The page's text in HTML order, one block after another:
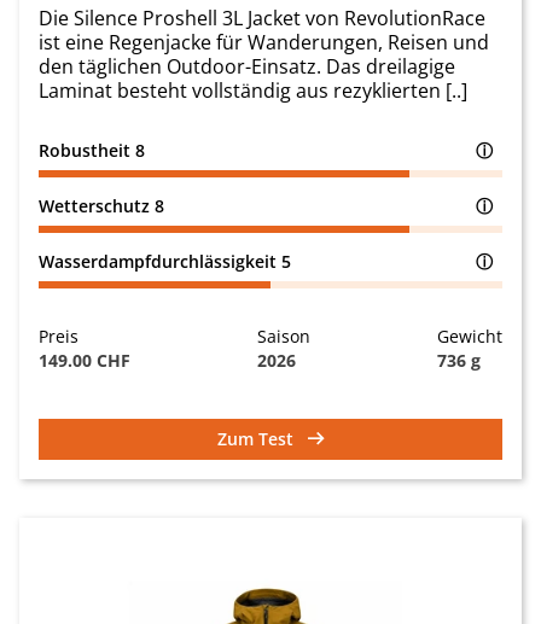
Die Silence Proshell 3L Jacket von RevolutionRace
ist eine Regenjacke für Wanderungen, Reisen und
den täglichen Outdoor-Einsatz. Das dreilagige
Laminat besteht vollständig aus rezyklierten [..]
Robustheit 8 ⓘ
Wetterschutz 8 ⓘ
Wasserdampfdurchlässigkeit 5 ⓘ
Preis
149.00 CHF
Saison
2026
Gewicht
736 g
Zum Test